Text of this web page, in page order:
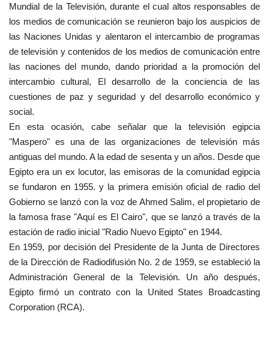
Galería
Lengua
English Swahili español
French Arabic
Mundial de la Televisión, durante el cual altos responsables de
los medios de comunicación se reunieron bajo los auspicios de
las Naciones Unidas y alentaron el intercambio de programas
de televisión y contenidos de los medios de comunicación entre
las naciones del mundo, dando prioridad a la promoción del
intercambio cultural, El desarrollo de la conciencia de las
cuestiones de paz y seguridad y del desarrollo económico y
social.
En esta ocasión, cabe señalar que la televisión egipcia
"Maspero" es una de las organizaciones de televisión más
antiguas del mundo. A la edad de sesenta y un años. Desde que
Egipto era un ex locutor, las emisoras de la comunidad egipcia
se fundaron en 1955. y la primera emisión oficial de radio del
Gobierno se lanzó con la voz de Ahmed Salim, el propietario de
la famosa frase "Aquí es El Cairo", que se lanzó a través de la
estación de radio inicial "Radio Nuevo Egipto" en 1944.
En 1959, por decisión del Presidente de la Junta de Directores
de la Dirección de Radiodifusión No. 2 de 1959, se estableció la
Administración General de la Televisión. Un año después,
Egipto firmó un contrato con la United States Broadcasting
Corporation (RCA).